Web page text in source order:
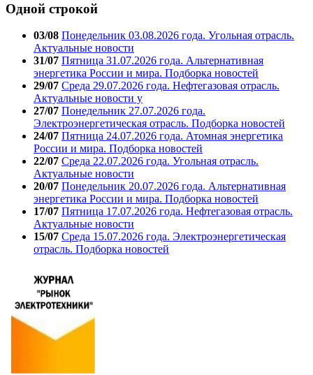
Одной строкой
03/08 Понедельник 03.08.2026 года. Угольная отрасль.
Актуальные новости
31/07 Пятница 31.07.2026 года. Альтернативная
энергетика России и мира. Подборка новостей
29/07 Среда 29.07.2026 года. Нефтегазовая отрасль.
Актуальные новости у
27/07 Понедельник 27.07.2026 года.
Электроэнергетическая отрасль. Подборка новостей
24/07 Пятница 24.07.2026 года. Атомная энергетика
России и мира. Подборка новостей
22/07 Среда 22.07.2026 года. Угольная отрасль.
Актуальные новости
20/07 Понедельник 20.07.2026 года. Альтернативная
энергетика России и мира. Подборка новостей
17/07 Пятница 17.07.2026 года. Нефтегазовая отрасль.
Актуальные новости
15/07 Среда 15.07.2026 года. Электроэнергетическая
отрасль. Подборка новостей